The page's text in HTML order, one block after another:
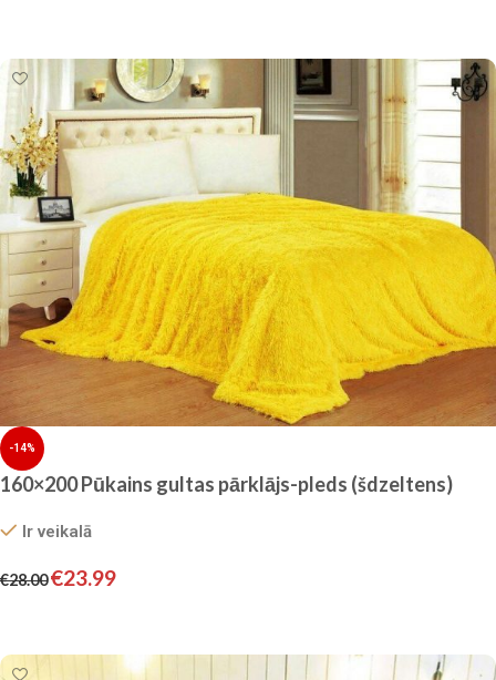
-14%
160×200 Pūkains gultas pārklājs-pleds (šdzeltens)
Ir veikalā
€28.00€23.99